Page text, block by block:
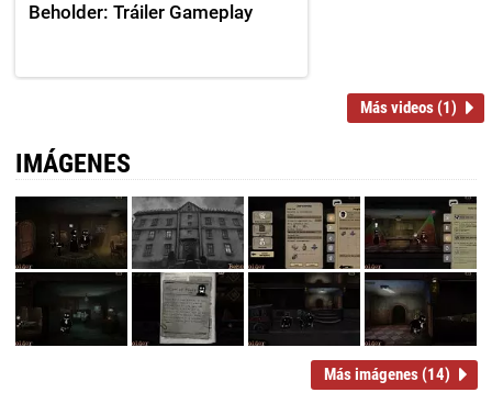
Beholder: Tráiler Gameplay
Más videos (1)
IMÁGENES
Más imágenes (14)